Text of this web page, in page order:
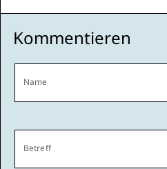
Kommentieren
Name
Betreff